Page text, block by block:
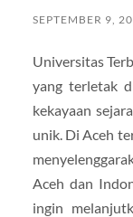
SEPTEMBER 9,
Universitas
yang terletak
kekayaan
unik. Di Aceh
Aceh dan
ingin